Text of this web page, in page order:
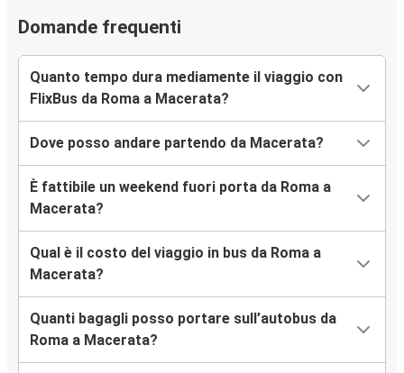
Domande frequenti
Quanto tempo dura mediamente il viaggio con
FlixBus da Roma a Macerata?
Dove posso andare partendo da Macerata?
È fattibile un weekend fuori porta da Roma a
Macerata?
Qual è il costo del viaggio in bus da Roma a
Macerata?
Quanti bagagli posso portare sull’autobus da
Roma a Macerata?